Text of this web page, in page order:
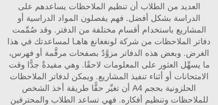
العديد من الطلاب أن تنظيم الملاحظات يساعدهم على
الدراسة بشكل أفضل. فهم يفصلون المواد الدراسية أو
المشاريع باستخدام أقسام مختلفة من الدفتر. وقد صُمِّمت
دفاتر الملاحظات من شركة لونغغانغ هاهـا لمساعدتك في هذا
الغرض. وبعض هذه الدفاتر مزوَّدٌ بصفحات مرقَّمة أو فهرس،
ما يسهِّل العثور على المعلومات لاحقًا. وهي مفيدةٌ جدًّا وقت
الامتحانات أو أثناء تنفيذ المشاريع. ويمكن لدفاتر الملاحظات
الحلزونية بحجم A4 أن تغيِّر حقًّا طريقة أخذ الشخص
للملاحظات وتنظيم أفكاره. فهي تساعد الطلاب والمحترفين